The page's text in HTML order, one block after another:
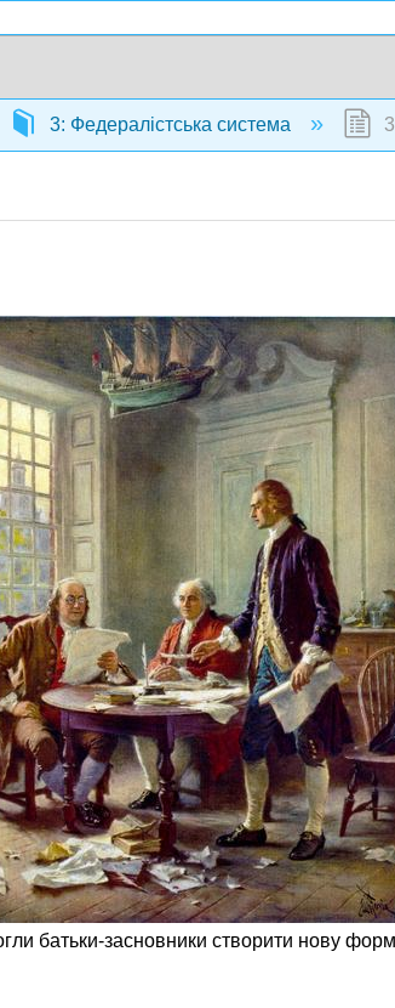
3: Федералістська система
батьки-засновники створити нову